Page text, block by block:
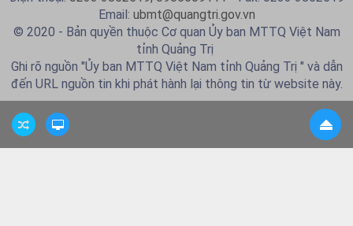
Email: ubmt@quangtri.gov.vn
© 2020 - Bản quyền thuộc Cơ quan Ủy ban MTTQ Việt Nam
tỉnh Quảng Trị
Ghi rõ nguồn "Ủy ban MTTQ Việt Nam tỉnh Quảng Trị " và dẫn
đến URL nguồn tin khi phát hành lại thông tin từ website này.